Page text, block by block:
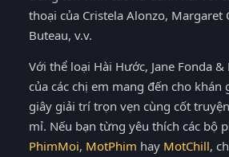
thoại của Cristela Alonzo, Margaret
Buteau, v.v.
Với thể loại Hài Hước, Jane Fonda
của các chị em mang đến cho
giây giải trí trọn vẹn cùng cốt
mỉ. Nếu bạn từng yêu thích các bộ
PhimMoi, MotPhim hay MotChill,